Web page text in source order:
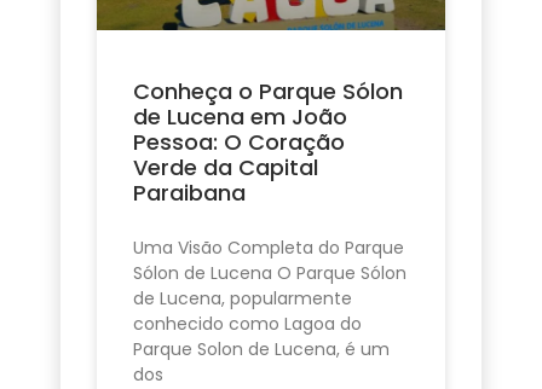
Conheça o Parque Sólon
de Lucena em João
Pessoa: O Coração
Verde da Capital
Paraibana
Uma Visão Completa do Parque
Sólon de Lucena O Parque Sólon
de Lucena, popularmente
conhecido como Lagoa do
Parque Solon de Lucena, é um
dos